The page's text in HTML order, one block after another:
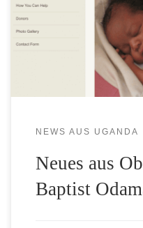
glücklichen Eltern Evelyn
Sohnes, welcher nach
Archbishop von Gulu
NEWS AUS UGANDA
Neues aus
Baptist